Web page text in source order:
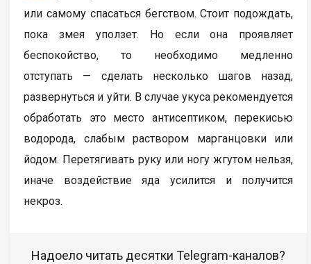
или самому спасаться бегством. Стоит подождать,
пока змея уползет. Но если она проявляет
беспокойство, то необходимо медленно
отступать — сделать несколько шагов назад,
развернуться и уйти. В случае укуса рекомендуется
обработать это место антисептиком, перекисью
водорода, слабым раствором марганцовки или
йодом. Перетягивать руку или ногу жгутом нельзя,
иначе воздействие яда усилится и получится
некроз.
Надоело читать десятки Telegram-каналов?